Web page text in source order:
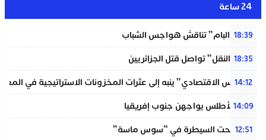
24 ساعة
18:39
شبيبة “البام” تناقش هواجس الشباب
18:35
“خردة النقل” تواصل قتل الجزائريين
14:12
“المجلس الاقتصادي” ينبه إلى عثرات المخزونات الاستراتيجية في
14:09
لبؤات الأطلس يواجهن جنوب إفريقيا
12:51
حريق تحت السيطرة في “سوس ماسة”